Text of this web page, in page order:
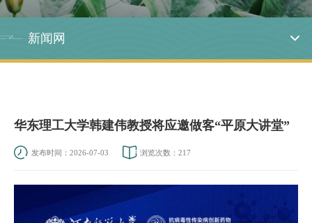
新闻网
华东理工大学韩建伟教授将应邀做客“平原大讲堂”
发布时间：2026-07-03 浏览次数： 217